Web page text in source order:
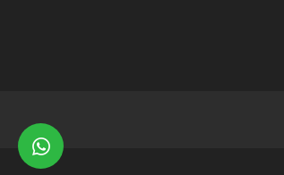
whatsapp